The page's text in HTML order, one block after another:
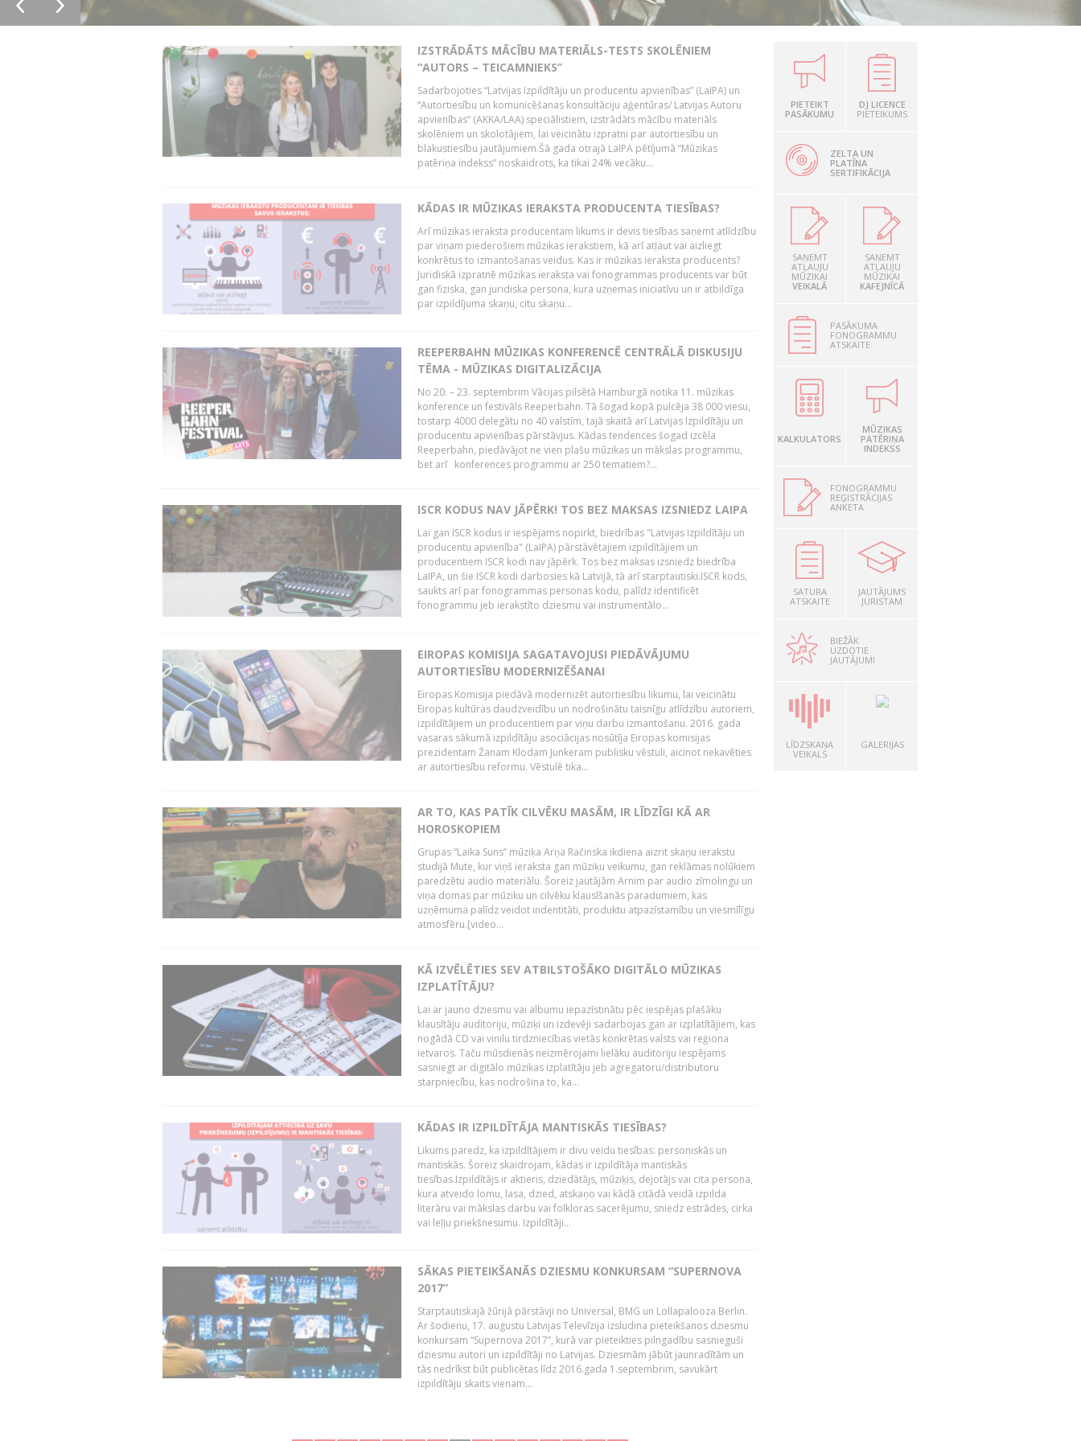
IZSTRĀDĀTS MĀCĪBU MATERIĀLS-TESTS SKOLĒNIEM
“AUTORS – TEICAMNIEKS”
Sadarbojoties “Latvijas Izpildītāju un producentu apvienības” (LaIPA) un
“Autortiesību un komunicēšanas konsultāciju aģentūras/ Latvijas Autoru
apvienības” (AKKA/LAA) speciālistiem, izstrādāts mācību materiāls
skolēniem un skolotājiem, lai veicinātu izpratni par autortiesību un
blakustiesību jautājumiem.Šā gada otrajā LaIPA pētījumā “Mūzikas
patēriņa indekss” noskaidrots, ka tikai 24% vecāku...
KĀDAS IR MŪZIKAS IERAKSTA PRODUCENTA TIESĪBAS?
Arī mūzikas ieraksta producentam likums ir devis tiesības saņemt atlīdzību
par viņam piederošiem mūzikas ierakstiem, kā arī atļaut vai aizliegt
konkrētus to izmantošanas veidus. Kas ir mūzikas ieraksta producents?
Juridiskā izpratnē mūzikas ieraksta vai fonogrammas producents var būt
gan fiziska, gan juridiska persona, kura uzņemas iniciatīvu un ir atbildīga
par izpildījuma skaņu, citu skaņu...
REEPERBAHN MŪZIKAS KONFERENCĒ CENTRĀLĀ DISKUSIJU
TĒMA - MŪZIKAS DIGITALIZĀCIJA
No 20. – 23. septembrim Vācijas pilsētā Hamburgā notika 11. mūzikas
konference un festivāls Reeperbahn. Tā šogad kopā pulcēja 38 000 viesu,
tostarp 4000 delegātu no 40 valstīm, tajā skaitā arī Latvijas Izpildītāju un
producentu apvienības pārstāvjus. Kādas tendences šogad izcēla
Reeperbahn, piedāvājot ne vien plašu mūzikas un mākslas programmu,
bet arī konferences programmu ar 250 tematiem?...
ISCR KODUS NAV JĀPĒRK! TOS BEZ MAKSAS IZSNIEDZ LAIPA
Lai gan ISCR kodus ir iespējams nopirkt, biedrības "Latvijas Izpildītāju un
producentu apvienība" (LaIPA) pārstāvētajiem izpildītājiem un
producentiem ISCR kodi nav jāpērk. Tos bez maksas izsniedz biedrība
LaIPA, un šie ISCR kodi darbosies kā Latvijā, tā arī starptautiski.ISCR kods,
saukts arī par fonogrammas personas kodu, palīdz identificēt
fonogrammu jeb ierakstīto dziesmu vai instrumentālo...
EIROPAS KOMISIJA SAGATAVOJUSI PIEDĀVĀJUMU
AUTORTIESĪBU MODERNIZĒŠANAI
Eiropas Komisija piedāvā modernizēt autortiesību likumu, lai veicinātu
Eiropas kultūras daudzveidību un nodrošinātu taisnīgu atlīdzību autoriem,
izpildītājiem un producentiem par viņu darbu izmantošanu. 2016. gada
vasaras sākumā izpildītāju asociācijas nosūtīja Eiropas komisijas
prezidentam Žanam Klodam Junkeram publisku vēstuli, aicinot nekavēties
ar autortiesību reformu. Vēstulē tika...
AR TO, KAS PATĪK CILVĒKU MASĀM, IR LĪDZĪGI KĀ AR
HOROSKOPIEM
Grupas “Laika Suns” mūziķa Arņa Račinska ikdiena aizrit skaņu ierakstu
studijā Mute, kur viņš ieraksta gan mūziķu veikumu, gan reklāmas nolūkiem
paredzētu audio materiālu. Šoreiz jautājām Arnim par audio zīmolingu un
viņa domas par mūziku un cilvēku klausīšanās paradumiem, kas
uzņēmuma palīdz veidot indentitāti, produktu atpazīstamību un viesmīlīgu
atmosfēru.[video...
KĀ IZVĒLĒTIES SEV ATBILSTOŠĀKO DIGITĀLO MŪZIKAS
IZPLATĪTĀJU?
Lai ar jauno dziesmu vai albumu iepazīstinātu pēc iespējas plašāku
klausītāju auditoriju, mūziķi un izdevēji sadarbojas gan ar izplatītājiem, kas
nogādā CD vai vinilu tirdzniecības vietās konkrētas valsts vai reģiona
ietvaros. Taču mūsdienās neizmērojami lielāku auditoriju iespējams
sasniegt ar digitālo mūzikas izplatītāju jeb agregatoru/distributoru
starpniecību, kas nodrošina to, ka...
KĀDAS IR IZPILDĪTĀJA MANTISKĀS TIESĪBAS?
Likums paredz, ka izpildītājiem ir divu veidu tiesības: personiskās un
mantiskās. Šoreiz skaidrojam, kādas ir izpildītāja mantiskās
tiesības.Izpildītājs ir aktieris, dziedātājs, mūziķis, dejotājs vai cita persona,
kura atveido lomu, lasa, dzied, atskaņo vai kādā citādā veidā izpilda
literāru vai mākslas darbu vai folkloras sacerējumu, sniedz estrādes, cirka
vai leļļu priekšnesumu. Izpildītāji...
SĀKAS PIETEIKŠANĀS DZIESMU KONKURSAM “SUPERNOVA
2017”
Starptautiskajā žūrijā pārstāvji no Universal, BMG un Lollapalooza Berlin.
Ar šodienu, 17. augustu Latvijas Televīzija izsludina pieteikšanos dziesmu
konkursam “Supernova 2017”, kurā var pieteikties pilngadību sasnieguši
dziesmu autori un izpildītāji no Latvijas. Dziesmām jābūt jaunradītām un
tās nedrīkst būt publicētas līdz 2016.gada 1.septembrim, savukārt
izpildītāju skaits vienam...
PIETEIKT
PASĀKUMU
DJ LICENCE
PIETEIKUMS
ZELTA UN
PLATĪNA
SERTIFIKĀCIJA
SAŅEMT
ATĻAUJU
MŪZIKAI
VEIKALĀ
SAŅEMT
ATĻAUJU
MŪZIKAI
KAFEJNĪCĀ
PASĀKUMA
FONOGRAMMU
ATSKAITE
KALKULATORS
MŪZIKAS
PATĒRIŅA
INDEKSS
FONOGRAMMU
REĢISTRĀCIJAS
ANKETA
SATURA
ATSKAITE
JAUTĀJUMS
JURISTAM
BIEŽĀK
UZDOTIE
JAUTĀJUMI
LĪDZSKAŅA
VEIKALS
GALERIJAS